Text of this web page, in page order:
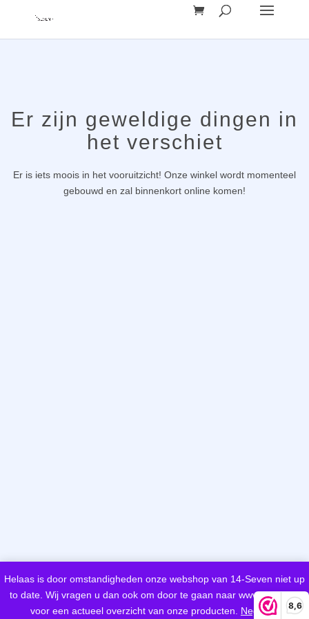
8,6
Helaas is door omstandigheden onze webshop van 14-Seven niet up
to date. Wij vragen u dan ook om door te gaan naar www.woeds.nl
voor een actueel overzicht van onze producten. Negeren
Er zijn geweldige dingen in
het verschiet
Er is iets moois in het vooruitzicht! Onze winkel wordt momenteel
gebouwd en zal binnenkort online komen!